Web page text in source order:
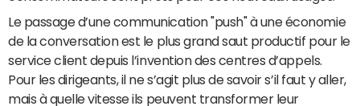
Le passage d’une communication "push" à une économie
de la conversation est le plus grand saut productif pour le
service client depuis l’invention des centres d’appels.
Pour les dirigeants, il ne s’agit plus de savoir s’il faut y aller,
mais à quelle vitesse ils peuvent transformer leur